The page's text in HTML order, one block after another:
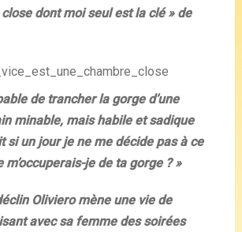
dont moi seul est la clé » de
de trancher la gorge d’une
minable, mais habile et sadique
si un jour je ne me décide pas à ce
je de ta gorge ? »
Oliviero mène une vie de
avec sa femme des soirées